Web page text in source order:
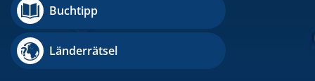
Buchtipp
Länderrätsel